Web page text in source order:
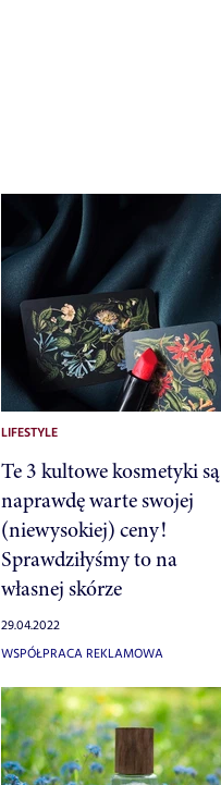
LIFESTYLE
Te 3 kultowe kosmetyki są
naprawdę warte swojej
(niewysokiej) ceny!
Sprawdziłyśmy to na
własnej skórze
29.04.2022
WSPÓŁPRACA REKLAMOWA